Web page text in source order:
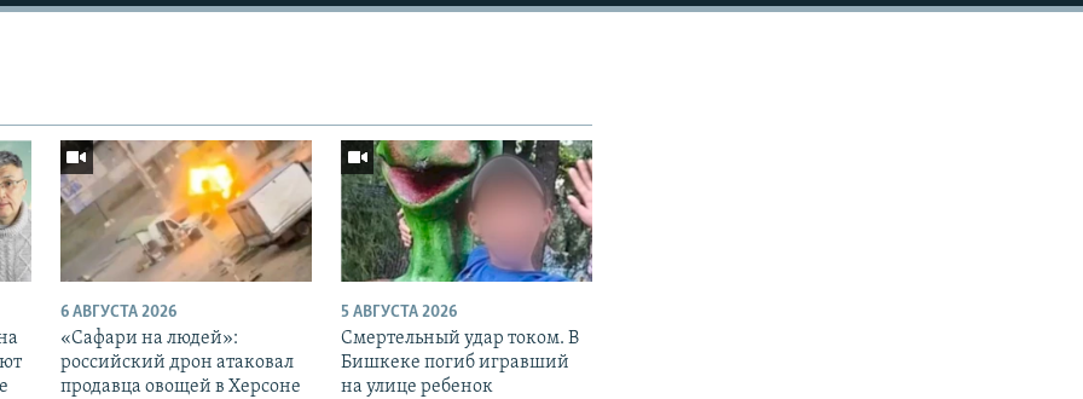
6 АВГУСТА 2026
«Cафари на людей»:
российский дрон атаковал
продавца овощей в Херсоне
5 АВГУСТА 2026
Смертельный удар током. В
Бишкеке погиб игравший
на улице ребенок